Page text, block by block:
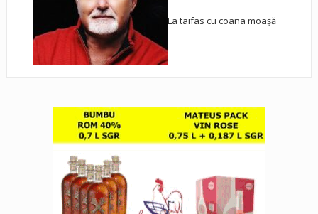
La taifas cu coana moașă